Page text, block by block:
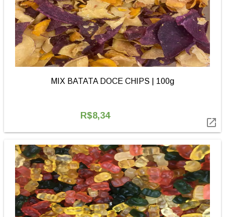
MIX BATATA DOCE CHIPS | 100g
R$8,34
